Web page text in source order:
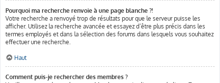
Pourquoi ma recherche renvoie à une page blanche ?!
Votre recherche a renvoyé trop de résultats pour que le serveur puisse les
afficher. Utilisez la recherche avancée et essayez d’être plus précis dans les
termes employés et dans la sélection des forums dans lesquels vous souhaitez
effectuer une recherche.
Haut
Comment puis-je rechercher des membres ?